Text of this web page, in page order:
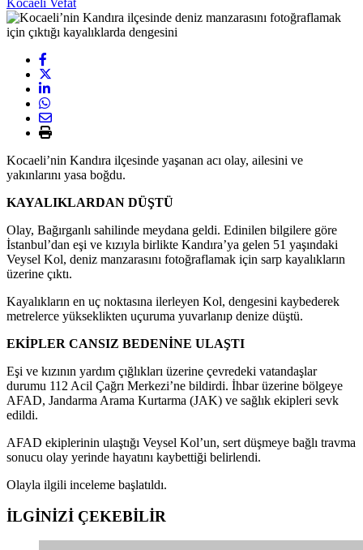
Kocaeli Vefat
Kocaeli’nin Kandıra ilçesinde yaşanan acı olay, ailesini ve
yakınlarını yasa boğdu.
KAYALIKLARDAN DÜŞTÜ
Olay, Bağırganlı sahilinde meydana geldi. Edinilen bilgilere göre
İstanbul’dan eşi ve kızıyla birlikte Kandıra’ya gelen 51 yaşındaki
Veysel Kol, deniz manzarasını fotoğraflamak için sarp kayalıkların
üzerine çıktı.
Kayalıkların en uç noktasına ilerleyen Kol, dengesini kaybederek
metrelerce yükseklikten uçuruma yuvarlanıp denize düştü.
EKİPLER CANSIZ BEDENİNE ULAŞTI
Eşi ve kızının yardım çığlıkları üzerine çevredeki vatandaşlar
durumu 112 Acil Çağrı Merkezi’ne bildirdi. İhbar üzerine bölgeye
AFAD, Jandarma Arama Kurtarma (JAK) ve sağlık ekipleri sevk
edildi.
AFAD ekiplerinin ulaştığı Veysel Kol’un, sert düşmeye bağlı travma
sonucu olay yerinde hayatını kaybettiği belirlendi.
Olayla ilgili inceleme başlatıldı.
İLGİNİZİ ÇEKEBİLİR